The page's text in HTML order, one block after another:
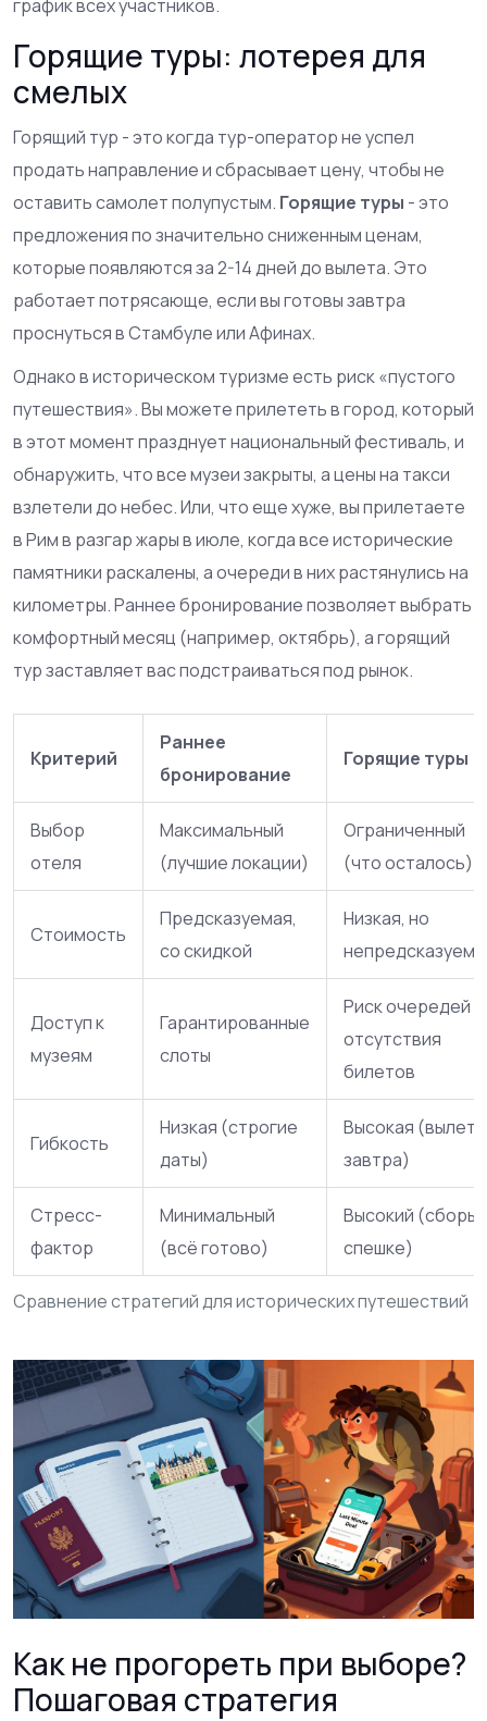
график всех участников.
Горящие туры: лотерея для
смелых
Горящий тур - это когда тур-оператор не успел
продать направление и сбрасывает цену, чтобы не
оставить самолет полупустым. Горящие туры - это
предложения по значительно сниженным ценам,
которые появляются за 2-14 дней до вылета. Это
работает потрясающе, если вы готовы завтра
проснуться в Стамбуле или Афинах.
Однако в историческом туризме есть риск «пустого
путешествия». Вы можете прилететь в город, который
в этот момент празднует национальный фестиваль, и
обнаружить, что все музеи закрыты, а цены на такси
взлетели до небес. Или, что еще хуже, вы прилетаете
в Рим в разгар жары в июле, когда все исторические
памятники раскалены, а очереди в них растянулись на
километры. Раннее бронирование позволяет выбрать
комфортный месяц (например, октябрь), а горящий
тур заставляет вас подстраиваться под рынок.
Сравнение стратегий для исторических путешествий
Критерий
Раннее
бронирование
Горящие туры
Выбор
отеля
Максимальный
(лучшие локации)
Ограниченный
(что осталось)
Стоимость
Предсказуемая,
со скидкой
Низкая, но
Доступ к
музеям
Гарантированные
слоты
Риск очередей и
отсутствия
билетов
Гибкость
Низкая (строгие
даты)
Высокая (вылет
завтра)
Стресс-
фактор
Минимальный
(всё готово)
Высокий (сборы
спешке)
Как не прогореть при выборе?
Пошаговая стратегия